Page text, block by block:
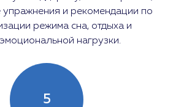
упражнения и рекомендации по
режима сна, отдыха и
нагрузки.
5